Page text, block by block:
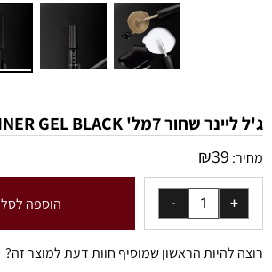
ג'ל ליינר שחור 7מל' LINER GEL BLACK
מחיר: ₪39
הוספה לסל
רוצה להיות הראשון שמוסיף חוות דעת למוצר זה?